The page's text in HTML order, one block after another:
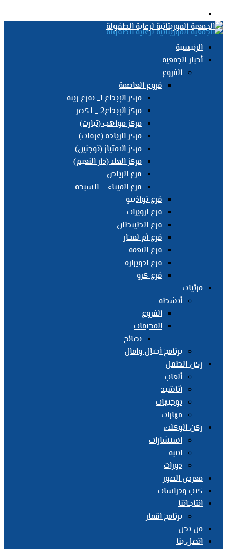
الرئيسية
أخبار الجمعية
الفروع
فروع العاصمة
مركز الإبداع 1_ تفرغ زينه
مركز الإبداع2 _ لكصر
مركز مواهب (تيارت)
مركز الريادة (عرفات)
مركز الامتياز (توجنين)
مركز العلا (دار النعيم)
فرع الرياض
فرع الميناء – السبخة
فرع نواذيبو
فرع ازويرات
فرع الطينطان
فرع أم لمحار
فرع النعمة
فرع ادويرارة
فرع كرو
مرئيات
أنشطة
الفروع
المخيمات
نصائح
برنامج أجيال وآمال
ركن الطفل
ألعاب
أناشيد
توجيهات
مهارات
ركن الوكلاء
استشارات
انتبه
دورات
معرض الصور
كتب ودراسات
انتاجاتنا
برنامج اقمار
من نحن
اتصل بنا